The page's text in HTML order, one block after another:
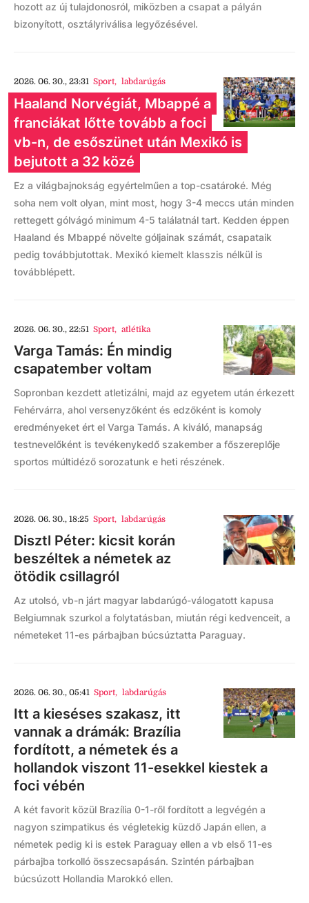
hozott az új tulajdonosról, miközben a csapat a pályán
bizonyított, osztályriválisa legyőzésével.
2026. 06. 30., 23:31 Sport, labdarúgás
Haaland Norvégiát, Mbappé a
franciákat lőtte tovább a foci
vb-n, de esőszünet után Mexikó is
bejutott a 32 közé
Ez a világbajnokság egyértelműen a top-csatároké. Még
soha nem volt olyan, mint most, hogy 3-4 meccs után minden
rettegett gólvágó minimum 4-5 találatnál tart. Kedden éppen
Haaland és Mbappé növelte góljainak számát, csapataik
pedig továbbjutottak. Mexikó kiemelt klasszis nélkül is
továbblépett.
2026. 06. 30., 22:51 Sport, atlétika
Varga Tamás: Én mindig
csapatember voltam
Sopronban kezdett atletizálni, majd az egyetem után érkezett
Fehérvárra, ahol versenyzőként és edzőként is komoly
eredményeket ért el Varga Tamás. A kiváló, manapság
testnevelőként is tevékenykedő szakember a főszereplője
sportos múltidéző sorozatunk e heti részének.
2026. 06. 30., 18:25 Sport, labdarúgás
Disztl Péter: kicsit korán
beszéltek a németek az
ötödik csillagról
Az utolsó, vb-n járt magyar labdarúgó-válogatott kapusa
Belgiumnak szurkol a folytatásban, miután régi kedvenceit, a
németeket 11-es párbajban búcsúztatta Paraguay.
2026. 06. 30., 05:41 Sport, labdarúgás
Itt a kieséses szakasz, itt
vannak a drámák: Brazília
fordított, a németek és a
hollandok viszont 11-esekkel kiestek a
foci vébén
A két favorit közül Brazília 0-1-ről fordított a legvégén a
nagyon szimpatikus és végletekig küzdő Japán ellen, a
németek pedig ki is estek Paraguay ellen a vb első 11-es
párbajba torkolló összecsapásán. Szintén párbajban
búcsúzott Hollandia Marokkó ellen.